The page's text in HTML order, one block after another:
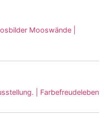
Mooswände |
| Farbefreudeleben